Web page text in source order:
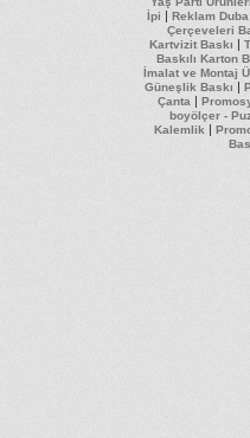
İpi | Reklam Duba
Çerçeveleri
Kartvizit Baskı |
Baskılı Karton
İmalat ve Montaj
Güneşlik Baskı |
Çanta |
boyölçer -
Kalemlik |